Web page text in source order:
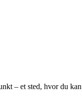
– et sted, hvor du